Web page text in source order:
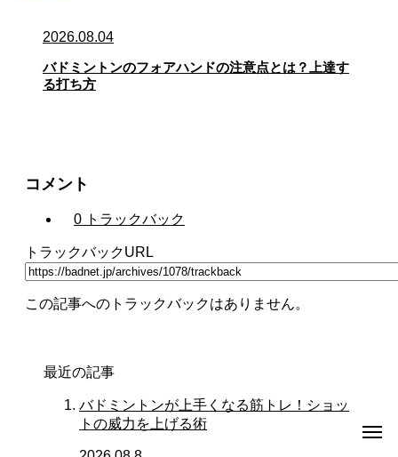
2026.08.04
バドミントンのフォアハンドの注意点とは？上達す
る打ち方
コメント
0 トラックバック
トラックバックURL
この記事へのトラックバックはありません。
最近の記事
バドミントンが上手くなる筋トレ！ショッ
トの威力を上げる術